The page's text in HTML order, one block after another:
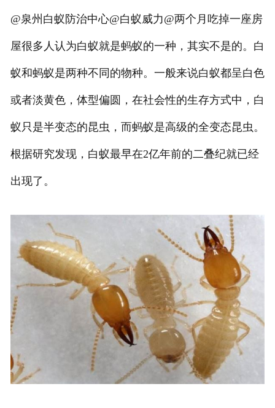
@泉州白蚁防治中心@白蚁威力@两个月吃掉一座房
屋很多人认为白蚁就是蚂蚁的一种，其实不是的。白
蚁和蚂蚁是两种不同的物种。一般来说白蚁都呈白色
或者淡黄色，体型偏圆，在社会性的生存方式中，白
蚁只是半变态的昆虫，而蚂蚁是高级的全变态昆虫。
根据研究发现，白蚁最早在2亿年前的二叠纪就已经
出现了。